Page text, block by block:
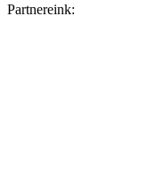
Partnereink: